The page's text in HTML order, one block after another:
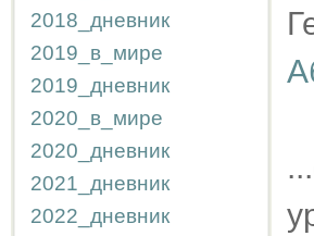
2018_дневник
2019_в_мире
2019_дневник
2020_в_мире
2020_дневник
2021_дневник
2022_дневник